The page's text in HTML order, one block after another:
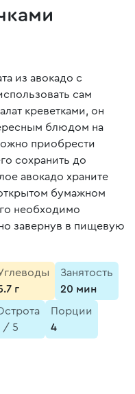
из авокадо с
сам
креветками, он
блюдом на
приобрести
сохранить до
авокадо храните
бумажном
необходимо
завернув в пищевую
г
Занятость
20 мин
/ 5
Порции
4